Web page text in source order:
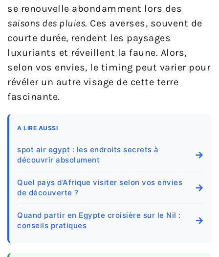
se renouvelle abondamment lors des
saisons des pluies. Ces averses, souvent de
courte durée, rendent les paysages
luxuriants et réveillent la faune. Alors,
selon vos envies, le timing peut varier pour
révéler un autre visage de cette terre
fascinante.
A LIRE AUSSI
spot air egypt : les endroits secrets à
découvrir absolument
→
Quel pays d’Afrique visiter selon vos envies
de découverte ?
→
Quand partir en Egypte croisière sur le Nil :
conseils pratiques
→